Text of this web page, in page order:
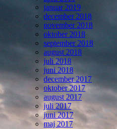
januar 2019
december 2018
november 2018
oktober 2018
september 2018
august 2018
juli 2018
juni 2018
december 2017
oktober 2017
august 2017
juli 2017
juni 2017
maj 2017